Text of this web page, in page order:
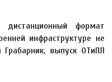
формат
инфраструктуре не
выпуск ОТиПЛ